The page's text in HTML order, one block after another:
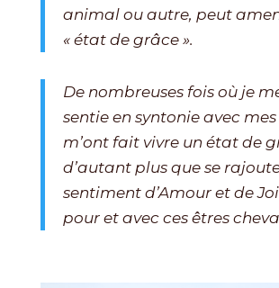
animal ou autre, peut
« état de grâce ».
De nombreuses fois où je
sentie en syntonie avec
m’ont fait vivre un état de
d’autant plus que se
sentiment d’Amour et de
pour et avec ces êtres